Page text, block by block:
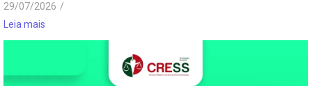
29/07/2026 /
Leia mais